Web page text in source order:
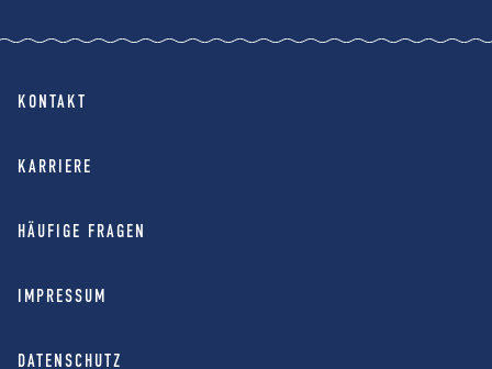
KONTAKT
KARRIERE
HÄUFIGE FRAGEN
IMPRESSUM
DATENSCHUTZ